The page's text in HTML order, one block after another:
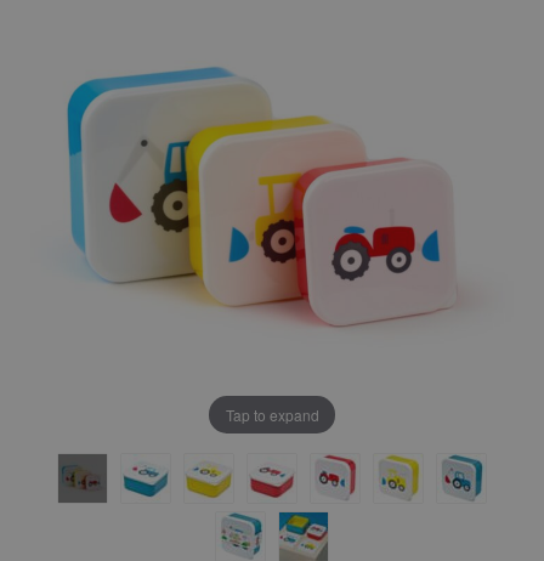
images
gallery
images
gallery
Tap to expand